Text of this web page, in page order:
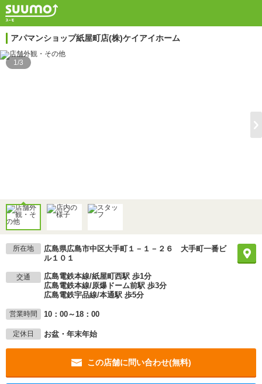
アパマンショップ紙屋町店(株)ケイアイホーム
1/3
所在地
広島県広島市中区大手町１－１－２６ 大手町一番ビ
ル１０１
交通
広島電鉄本線/紙屋町西駅 歩1分
広島電鉄本線/原爆ドーム前駅 歩3分
広島電鉄宇品線/本通駅 歩5分
営業時間 10：00～18：00
定休日 お盆・年末年始
この店舗に問い合わせ(無料)